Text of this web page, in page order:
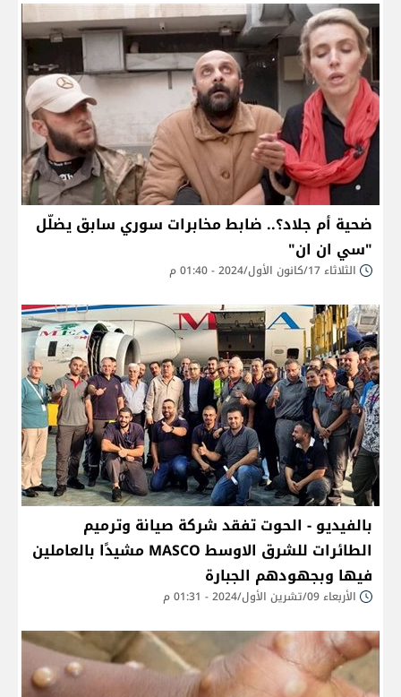
ضحية أم جلاد؟.. ضابط مخابرات سوري سابق يضلّل
"سي ان ان"
الثلاثاء 17/كانون الأول/2024 - 01:40 م
بالفيديو - الحوت تفقد شركة صيانة وترميم
الطائرات للشرق الاوسط MASCO مشيدًا بالعاملين
فيها وبجهودهم الجبارة
الأربعاء 09/تشرين الأول/2024 - 01:31 م